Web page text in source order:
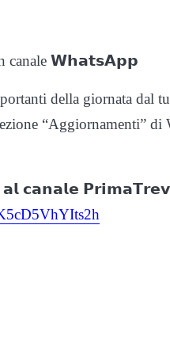
canale 𝗪𝗵𝗮𝘁𝘀𝗔𝗽𝗽
della giornata
“Aggiornamenti” di
𝗮𝗹 𝗰𝗮𝗻𝗮𝗹𝗲